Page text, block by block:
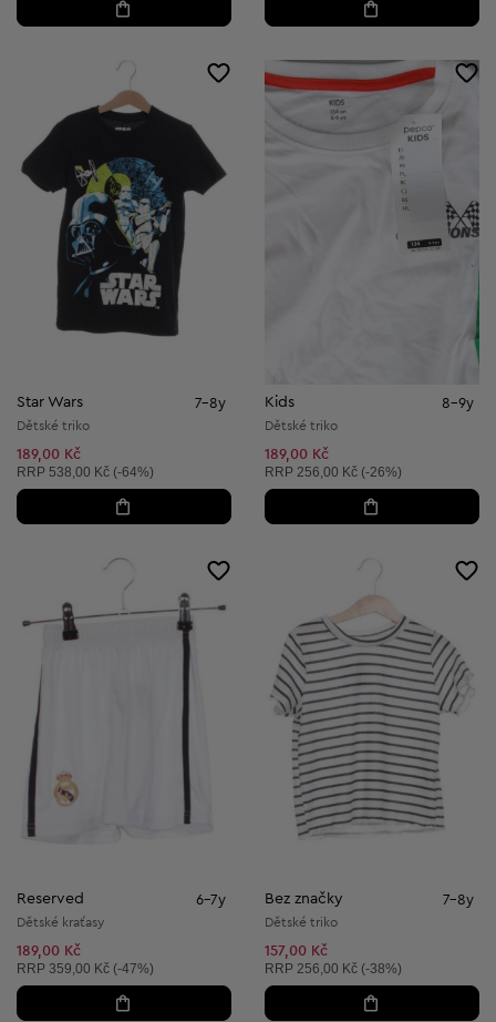
Star Wars 7-8y
Dětské triko
189,00 Kč
Doporučená cena:
RRP 538,00 Kč (-64%)
Kids 8-9y
Dětské triko
189,00 Kč
Doporučená cena:
RRP 256,00 Kč (-26%)
Reserved 6-7y
Dětské kraťasy
189,00 Kč
Doporučená cena:
RRP 359,00 Kč (-47%)
Bez značky 7-8y
Dětské triko
157,00 Kč
Doporučená cena:
RRP 256,00 Kč (-38%)